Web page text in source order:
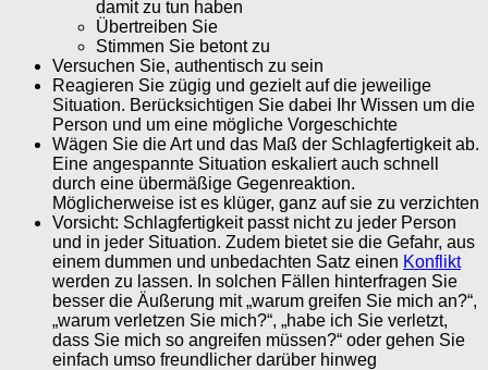
damit zu tun haben
Übertreiben Sie
Stimmen Sie betont zu
Versuchen Sie, authentisch zu sein
Reagieren Sie zügig und gezielt auf die jeweilige
Situation. Berücksichtigen Sie dabei Ihr Wissen um die
Person und um eine mögliche Vorgeschichte
Wägen Sie die Art und das Maß der Schlagfertigkeit ab.
Eine angespannte Situation eskaliert auch schnell
durch eine übermäßige Gegenreaktion.
Möglicherweise ist es klüger, ganz auf sie zu verzichten
Vorsicht: Schlagfertigkeit passt nicht zu jeder Person
und in jeder Situation. Zudem bietet sie die Gefahr, aus
einem dummen und unbedachten Satz einen Konflikt
werden zu lassen. In solchen Fällen hinterfragen Sie
besser die Äußerung mit „warum greifen Sie mich an?“,
„warum verletzen Sie mich?“, „habe ich Sie verletzt,
dass Sie mich so angreifen müssen?“ oder gehen Sie
einfach umso freundlicher darüber hinweg